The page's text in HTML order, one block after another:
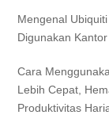
Mengenal
Digunakan
Cara
Lebih Cepat,
Produktivitas